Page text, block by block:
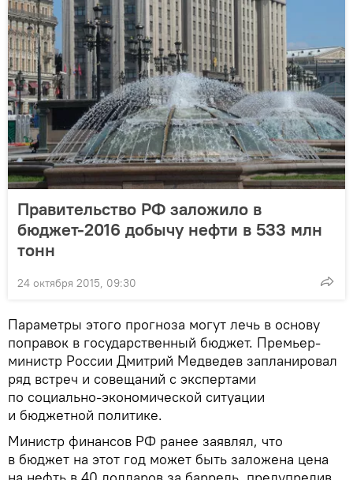
Правительство РФ заложило в
бюджет-2016 добычу нефти в 533 млн
тонн
24 октября 2015, 09:30
Параметры этого прогноза могут лечь в основу
поправок в государственный бюджет. Премьер-
министр России Дмитрий Медведев запланировал
ряд встреч и совещаний с экспертами
по социально-экономической ситуации
и бюджетной политике.
Министр финансов РФ ранее заявлял, что
в бюджет на этот год может быть заложена цена